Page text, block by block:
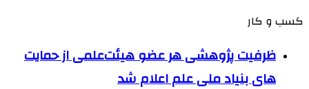
کسب و کار
ظرفیت پژوهشی هر عضو هیئت‌علمی از حمایت
های بنیاد ملی علم اعلام شد